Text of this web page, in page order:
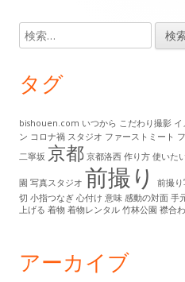
ン
ン
ツ
リ
ー
検
索:
タグ
bishouen.com いつから こだわり撮影 イ
ン コロナ禍 スタジオ ファーストミート
二寧坂 京都 京都洛西 作り方 使いた
園 写真スタジオ 前撮り 前撮
切 小指つなぎ 心付け 意味 感動の対面 手
上げる 着物 着物レンタル 竹林公園 襟合
アーカイブ